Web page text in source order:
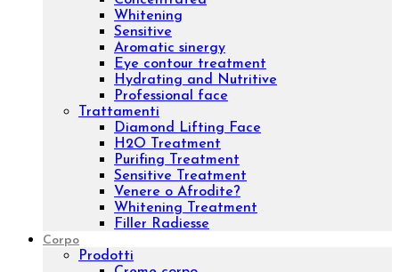
Prodotti
Creme viso
Contorno occhi
Sieri viso
Lozioni viso
Detergenti viso
Maschere
Esfolianti viso
Oli nutrienti
Concentrati viso